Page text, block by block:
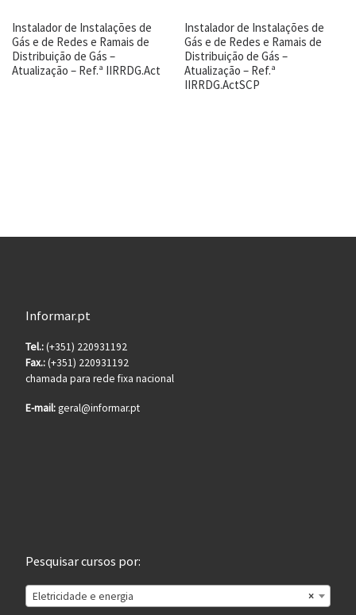
Instalador de Instalações de
Gás e de Redes e Ramais de
Distribuição de Gás –
Atualização – Ref.ª IIRRDG.Act
Instalador de Instalações de
Gás e de Redes e Ramais de
Distribuição de Gás –
Atualização – Ref.ª
IIRRDG.ActSCP
Informar.pt
Tel.:(+351) 220931192
Fax.:(+351) 220931192
chamada para rede fixa nacional
E-mail:geral@informar.pt
Pesquisar cursos por:
×
Eletricidade e energia